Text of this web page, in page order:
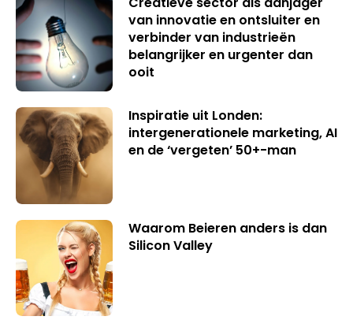
van innovatie en ontsluiter en
verbinder van industrieën
belangrijker en urgenter dan
ooit
Inspiratie uit Londen:
intergenerationele marketing, AI
en de ‘vergeten’ 50+-man
Waarom Beieren anders is dan
Silicon Valley